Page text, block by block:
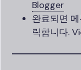
Blogger
완료되면
릭합니다.